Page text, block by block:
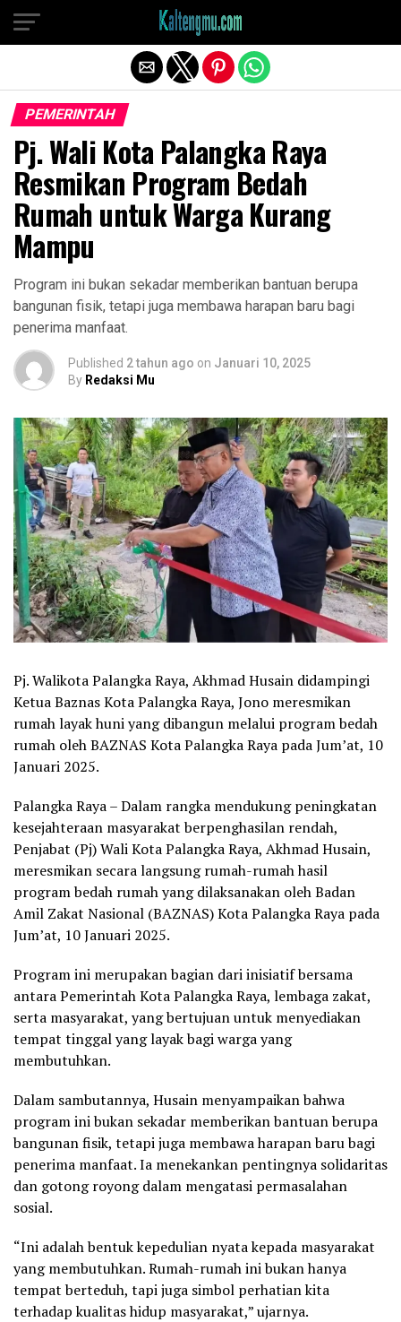
PEMERINTAH
Pj. Wali Kota Palangka Raya
Resmikan Program Bedah
Rumah untuk Warga Kurang
Mampu
Program ini bukan sekadar memberikan bantuan berupa
bangunan fisik, tetapi juga membawa harapan baru bagi
penerima manfaat.
Published 2 tahun ago on Januari 10, 2025
By Redaksi Mu
Pj. Walikota Palangka Raya, Akhmad Husain didampingi
Ketua Baznas Kota Palangka Raya, Jono meresmikan
rumah layak huni yang dibangun melalui program bedah
rumah oleh BAZNAS Kota Palangka Raya pada Jum’at, 10
Januari 2025.
Palangka Raya – Dalam rangka mendukung peningkatan
kesejahteraan masyarakat berpenghasilan rendah,
Penjabat (Pj) Wali Kota Palangka Raya, Akhmad Husain,
meresmikan secara langsung rumah-rumah hasil
program bedah rumah yang dilaksanakan oleh Badan
Amil Zakat Nasional (BAZNAS) Kota Palangka Raya pada
Jum’at, 10 Januari 2025.
Program ini merupakan bagian dari inisiatif bersama
antara Pemerintah Kota Palangka Raya, lembaga zakat,
serta masyarakat, yang bertujuan untuk menyediakan
tempat tinggal yang layak bagi warga yang
membutuhkan.
Dalam sambutannya, Husain menyampaikan bahwa
program ini bukan sekadar memberikan bantuan berupa
bangunan fisik, tetapi juga membawa harapan baru bagi
penerima manfaat. Ia menekankan pentingnya solidaritas
dan gotong royong dalam mengatasi permasalahan
sosial.
“Ini adalah bentuk kepedulian nyata kepada masyarakat
yang membutuhkan. Rumah-rumah ini bukan hanya
tempat berteduh, tapi juga simbol perhatian kita
terhadap kualitas hidup masyarakat,” ujarnya.
Exit mobile version